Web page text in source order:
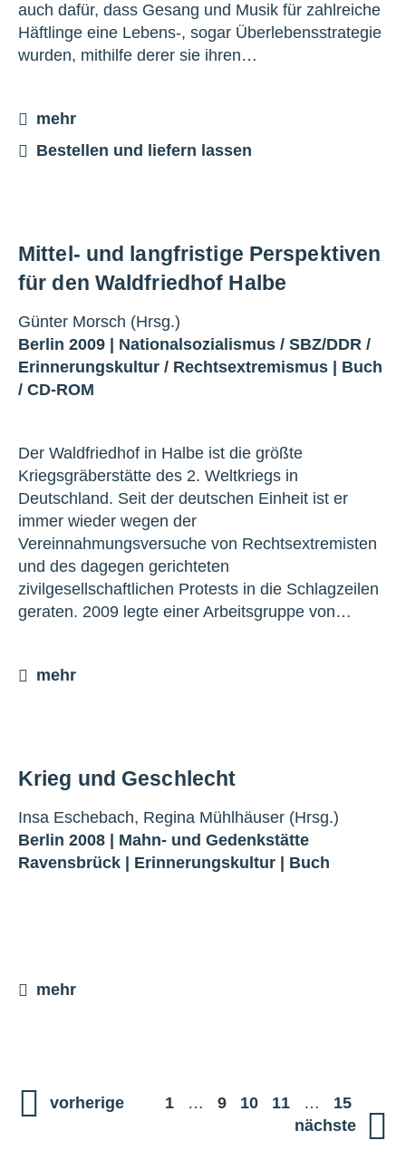
auch dafür, dass Gesang und Musik für zahlreiche
Häftlinge eine Lebens-, sogar Überlebensstrategie
wurden, mithilfe derer sie ihren…
mehr
Bestellen und liefern lassen
Mittel- und langfristige Perspektiven
für den Waldfriedhof Halbe
Günter Morsch (Hrsg.)
Berlin 2009 | Nationalsozialismus / SBZ/DDR /
Erinnerungskultur / Rechtsextremismus
Buch
/ CD-ROM
Der Waldfriedhof in Halbe ist die größte
Kriegsgräberstätte des 2. Weltkriegs in
Deutschland. Seit der deutschen Einheit ist er
immer wieder wegen der
Vereinnahmungsversuche von Rechtsextremisten
und des dagegen gerichteten
zivilgesellschaftlichen Protests in die Schlagzeilen
geraten. 2009 legte einer Arbeitsgruppe von…
mehr
Krieg und Geschlecht
Insa Eschebach, Regina Mühlhäuser (Hrsg.)
Berlin 2008 | Mahn- und Gedenkstätte
Ravensbrück
Erinnerungskultur Buch
mehr
vorherige 1 … 9 10 11 …
15
nächste